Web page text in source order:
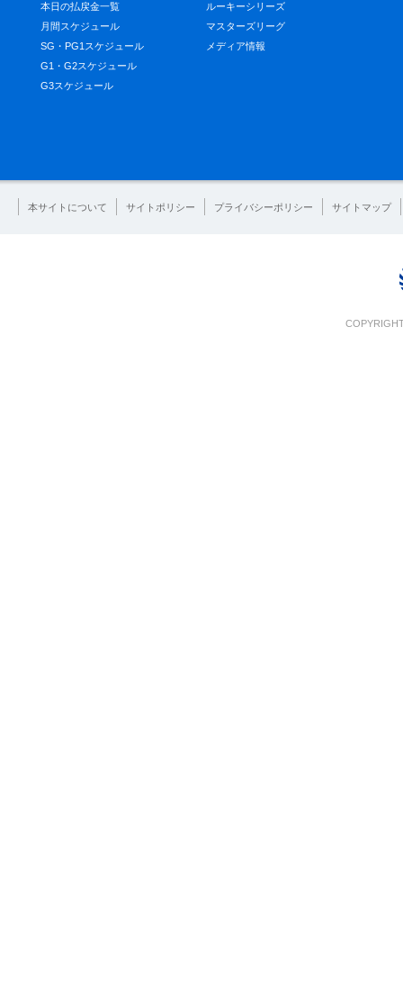
本日の払戻金一覧
月間スケジュール
SG・PG1スケジュール
G1・G2スケジュール
G3スケジュール
ルーキーシリーズ
マスターズリーグ
メディア情報
本サイトについて サイトポリシー プライバシーポリシー サイトマップ